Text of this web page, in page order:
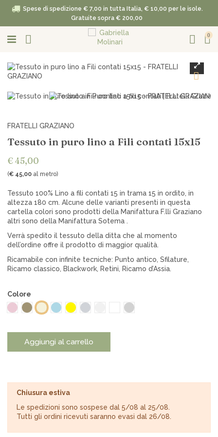
Spese di spedizione € 7,00 in tutta Italia, € 10,00 per le isole.
Gratuite sopra € 200,00
0
FRATELLI GRAZIANO
Tessuto in puro lino a Fili contati 15x15
€ 45,00
(€ 45,00 al metro)
Tessuto 100% Lino a fili contati 15 in trama 15 in ordito, in
altezza 180 cm. Alcune delle varianti presenti in questa
cartella colori sono prodotti della Manifattura F.lli Graziano
altri sono della Manifattura Sotema .
Verrà spedito il tessuto della ditta che al momento
dell’ordine offre il prodotto di maggior qualità.
Ricamabile con infinite tecniche: Punto antico, Sfilature,
Ricamo classico, Blackwork, Retini, Ricamo d’Assia.
Colore
Rosa
GreggioAvorioAzzurroGialloGrigio perlaBianco candido
Bianco ottico
Grigio calce
Aggiungi al carrello
Chiusura estiva
Le spedizioni sono sospese dal 5/08 al 25/08.
Tutti gli ordini ricevuti saranno evasi dal 26/08.